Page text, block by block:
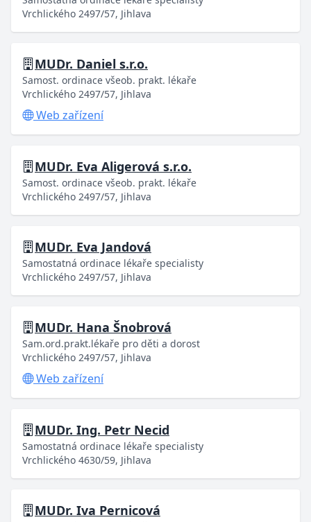
Vrchlického 2497/57, Jihlava
MUDr. Daniel s.r.o.
Samost. ordinace všeob. prakt. lékaře
Vrchlického 2497/57, Jihlava
Web zařízení
MUDr. Eva Aligerová s.r.o.
Samost. ordinace všeob. prakt. lékaře
Vrchlického 2497/57, Jihlava
MUDr. Eva Jandová
Samostatná ordinace lékaře specialisty
Vrchlického 2497/57, Jihlava
MUDr. Hana Šnobrová
Sam.ord.prakt.lékaře pro děti a dorost
Vrchlického 2497/57, Jihlava
Web zařízení
MUDr. Ing. Petr Necid
Samostatná ordinace lékaře specialisty
Vrchlického 4630/59, Jihlava
MUDr. Iva Pernicová